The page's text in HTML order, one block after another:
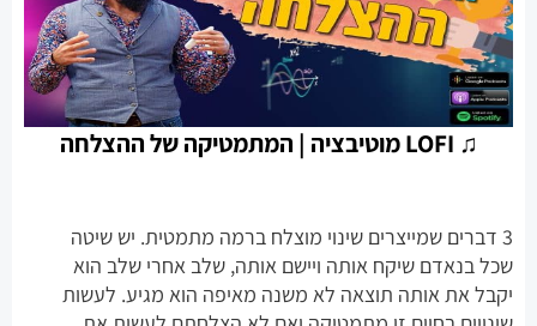
♫ LOFI מוטיבציה | המתמטיקה של ההצלחה
3 דברים שמייצרים שינוי מוצלח ברמה מתמטית. יש שיטה
שכל בנאדם שיקח אותה ויישם אותה, שלב אחרי שלב הוא
יקבל את אותה תוצאה לא משנה מאיפה הוא מגיע. לעשות